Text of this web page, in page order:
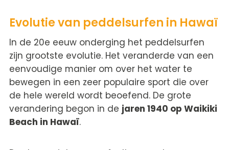
Evolutie van peddelsurfen in Hawaï
In de 20e eeuw onderging het peddelsurfen
zijn grootste evolutie. Het veranderde van een
eenvoudige manier om over het water te
bewegen in een zeer populaire sport die over
de hele wereld wordt beoefend. De grote
verandering begon in de jaren 1940 op Waikiki
Beach in Hawaï.